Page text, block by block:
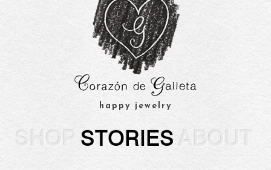
happy jewelry
SHOP STORIES ABOUT